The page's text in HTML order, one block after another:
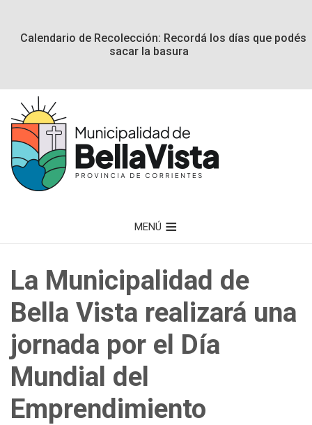
Calendario de Recolección: Recordá los días que podés
sacar la basura
MENÚ
La Municipalidad de
Bella Vista realizará una
jornada por el Día
Mundial del
Emprendimiento